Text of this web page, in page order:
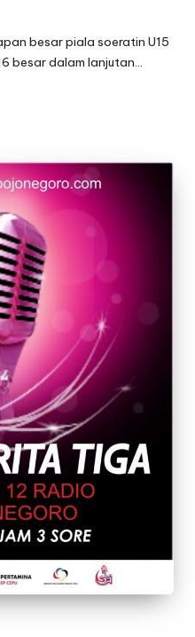
besar piala soeratin U15
besar dalam lanjutan…